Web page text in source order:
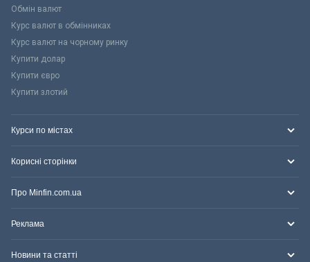
Обмін валют
Курс валют в обмінниках
Курс валют на чорному ринку
Купити долар
Купити євро
Купити злотий
Курси по містах
Корисні сторінки
Про Minfin.com.ua
Реклама
Новини та статті